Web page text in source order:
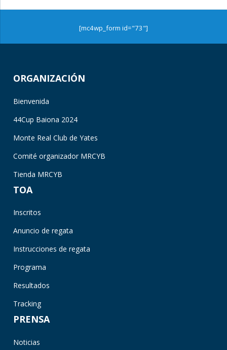
[mc4wp_form id="73"]
ORGANIZACIÓN
Bienvenida
44Cup Baiona 2024
Monte Real Club de Yates
Comité organizador MRCYB
Tienda MRCYB
TOA
Inscritos
Anuncio de regata
Instrucciones de regata
Programa
Resultados
Tracking
PRENSA
Noticias